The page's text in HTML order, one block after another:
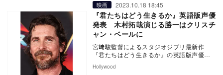
映画 2023.10.18 18:45
『君たちはどう生きるか』英語版声優
発表 木村拓哉演じる勝一はクリスチ
ャン・ベールに
宮﨑駿監督によるスタジオジブリ最新作
『君たちはどう生きるか』の英語版声優を
は、宮﨑監督に…
Hollywood